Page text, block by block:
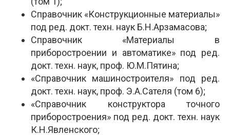
Справочник «Конструкционные материалы»
под ред. докт. техн. наук Б.Н.Арзамасова;
Справочник «Материалы в
приборостроении и автоматике» под ред.
докт. техн. наук, проф. Ю.М.Пятина;
«Справочник машиностроителя» под ред.
докт. техн. наук, проф. Э.А.Сателя (том 6);
«Справочник конструктора точного
приборостроения» под ред. докт. техн. наук
К.Н.Явленского;